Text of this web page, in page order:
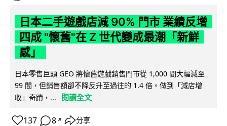
日本二手遊戲店減 90% 門市 業績反增
四成 "懷舊"在 Z 世代變成最潮「新鮮
感」
日本零售巨頭 GEO 將懷舊遊戲銷售門市從 1,000 間大幅減至
99 間，但銷售額卻不降反升至過往的 1.4 倍。做到「減店增
收」奇蹟，...
閱讀全文
137 8 ↗ 分享